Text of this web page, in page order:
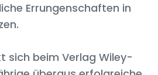
Errungenschaften in
sich beim Verlag Wiley-